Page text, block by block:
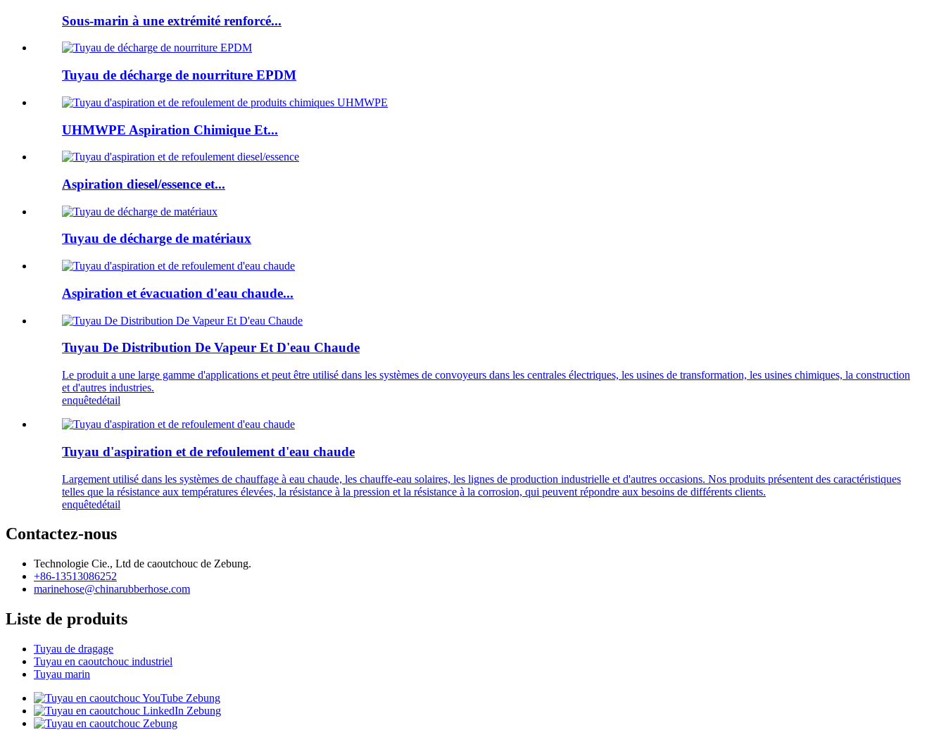
Sous-marin à une extrémité renforcé...
Tuyau de décharge de nourriture EPDM
UHMWPE Aspiration Chimique Et...
Aspiration diesel/essence et...
Tuyau de décharge de matériaux
Aspiration et évacuation d'eau chaude...
Tuyau De Distribution De Vapeur Et D'eau Chaude
Le produit a une large gamme d'applications et peut être utilisé dans les systèmes de convoyeurs dans les centrales électriques, les usines de transformation, les usines chimiques, la construction
et d'autres industries.
enquêtedétail
Tuyau d'aspiration et de refoulement d'eau chaude
Largement utilisé dans les systèmes de chauffage à eau chaude, les chauffe-eau solaires, les lignes de production industrielle et d'autres occasions. Nos produits présentent des caractéristiques
telles que la résistance aux températures élevées, la résistance à la pression et la résistance à la corrosion, qui peuvent répondre aux besoins de différents clients.
enquêtedétail
Contactez-nous
Technologie Cie., Ltd de caoutchouc de Zebung.
+86-13513086252
marinehose@chinarubberhose.com
Liste de produits
Tuyau de dragage
Tuyau en caoutchouc industriel
Tuyau marin